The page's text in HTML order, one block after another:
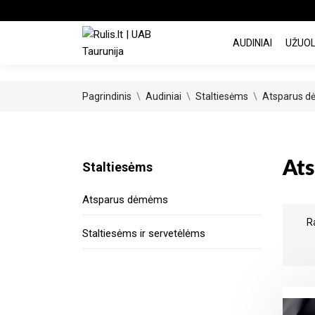
AUDINIAI
Pagrindinis Audiniai Staltiesėms Atsparus
Staltiesėms
Atsparus dėmėms
Staltiesėms ir servetėlėms